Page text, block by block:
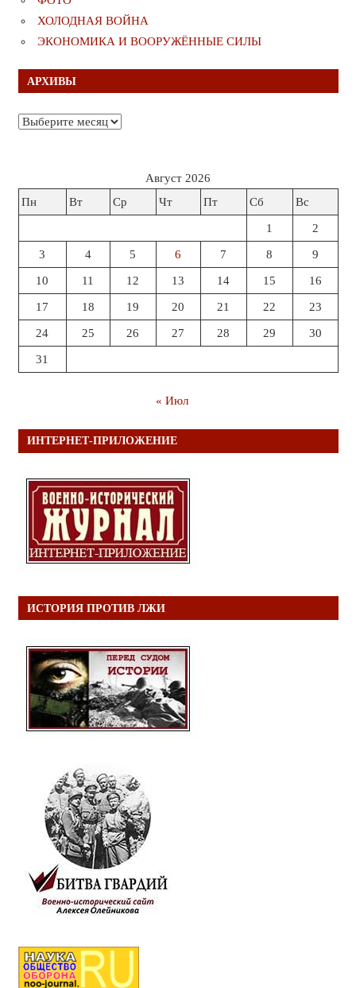
ХОЛОДНАЯ ВОЙНА
ЭКОНОМИКА И ВООРУЖЁННЫЕ СИЛЫ
АРХИВЫ
Архивы
Август 2026
Пн
Вт Ср Чт Пт Сб Вс
1 2
3 4 5 6 7 8 9
10 11 12 13 14 15 16
17 18 19 20 21 22 23
24 25 26 27 28 29 30
31
« Июл
ИНТЕРНЕТ-ПРИЛОЖЕНИЕ
ИСТОРИЯ ПРОТИВ ЛЖИ